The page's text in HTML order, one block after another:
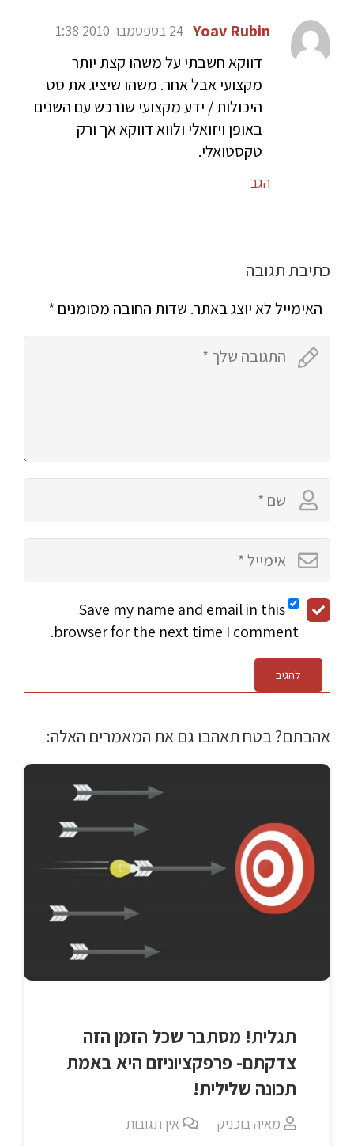
Yoav Rubin 24 בספטמבר 2010 1:38
דווקא חשבתי על משהו קצת יותר
מקצועי אבל אחר. משהו שיציג את סט
היכולות / ידע מקצועי שנרכש עם השנים
באופן ויזואלי ולווא דווקא אך ורק
טקסטואלי.
הגב
כתיבת תגובה
האימייל לא יוצג באתר. שדות החובה מסומנים *
Save my name and email in this
browser for the next time I comment.
להגיב
אהבתם? בטח תאהבו גם את המאמרים האלה:
תגלית! מסתבר שכל הזמן הזה
צדקתם- פרפקציוניזם היא באמת
תכונה שלילית!
מאיה בוכניק אין תגובות